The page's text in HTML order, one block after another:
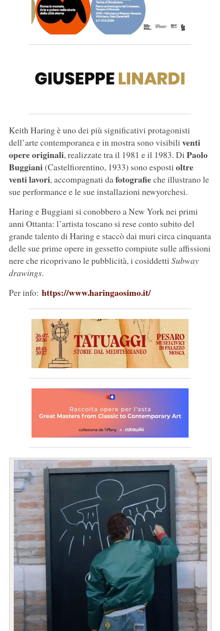
Keith Haring è uno dei più significativi protagonisti
dell’arte contemporanea e in mostra sono visibili venti
opere originali, realizzate tra il 1981 e il 1983. Di Paolo
Buggiani(Castelfiorentino, 1933) sono esposti oltre
venti lavori, accompagnati dafotografieche illustrano le
sue performance e le sue installazioni newyorchesi.
Haring e Buggiani si conobbero a New York nei primi
anni Ottanta: l’artista toscano si rese conto subito del
grande talento di Haring e staccò dai muri circa cinquanta
delle sue prime opere in gessetto compiute sulle affissioni
nere che ricoprivano le pubblicità, i cosiddetti Subway
drawings.
Per info: https://www.haringaosimo.it/